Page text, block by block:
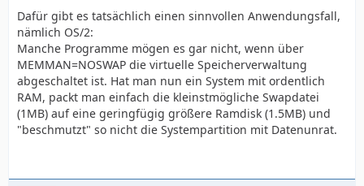
Dafür gibt es tatsächlich einen sinnvollen Anwendungsfall,
nämlich OS/2:
Manche Programme mögen es gar nicht, wenn über
MEMMAN=NOSWAP die virtuelle Speicherverwaltung
abgeschaltet ist. Hat man nun ein System mit ordentlich
RAM, packt man einfach die kleinstmögliche Swapdatei
(1MB) auf eine geringfügig größere Ramdisk (1.5MB) und
"beschmutzt" so nicht die Systempartition mit Datenunrat.